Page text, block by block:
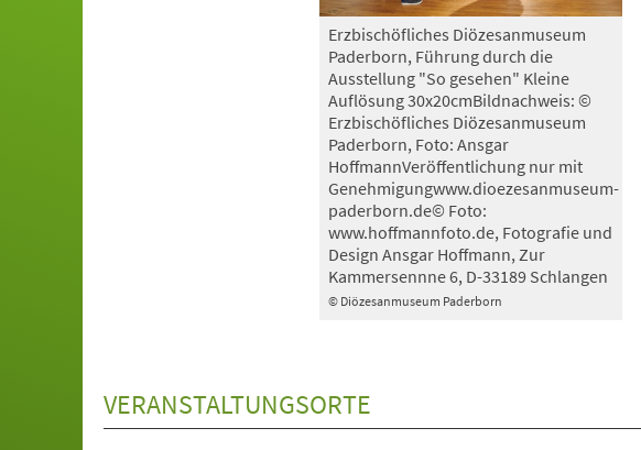
© Diözesanmuseum Paderborn
Erzbischöfliches Diözesanmuseum
Paderborn, Führung durch die
Ausstellung "So gesehen" Kleine
Auflösung 30x20cmBildnachweis: ©
Erzbischöfliches Diözesanmuseum
Paderborn, Foto: Ansgar
HoffmannVeröffentlichung nur mit
Genehmigungwww.dioezesanmuseum-
paderborn.de© Foto:
www.hoffmannfoto.de, Fotografie und
Design Ansgar Hoffmann, Zur
Kammersennne 6, D-33189 Schlangen
VERANSTALTUNGSORTE